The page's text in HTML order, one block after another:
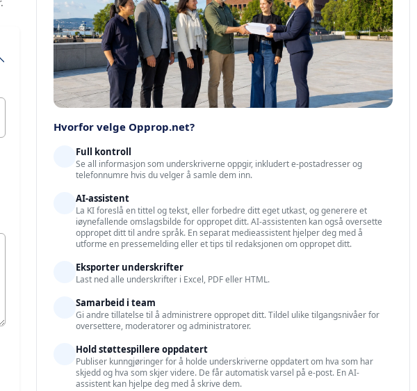
Hvorfor velge Opprop.net?
Full kontroll
Se all informasjon som underskriverne oppgir, inkludert e-postadresser og
telefonnumre hvis du velger å samle dem inn.
AI-assistent
La KI foreslå en tittel og tekst, eller forbedre ditt eget utkast, og generere et
iøynefallende omslagsbilde for oppropet ditt. AI-assistenten kan også oversette
oppropet ditt til andre språk. En separat medieassistent hjelper deg med å
utforme en pressemelding eller et tips til redaksjonen om oppropet ditt.
Eksporter underskrifter
Last ned alle underskrifter i Excel, PDF eller HTML.
Samarbeid i team
Gi andre tillatelse til å administrere oppropet ditt. Tildel ulike tilgangsnivåer for
oversettere, moderatorer og administratorer.
Hold støttespillere oppdatert
Publiser kunngjøringer for å holde underskriverne oppdatert om hva som har
skjedd og hva som skjer videre. De får automatisk varsel på e-post. En AI-
assistent kan hjelpe deg med å skrive dem.